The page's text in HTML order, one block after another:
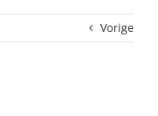
Vorige